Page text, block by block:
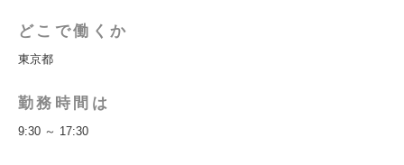
どこで働くか
東京都
勤務時間は
9:30 ～ 17:30